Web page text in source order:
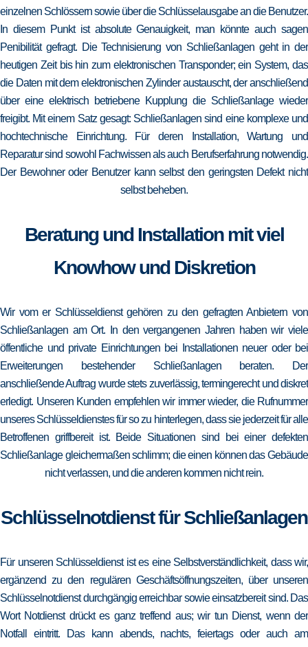
einzelnen Schlössern sowie über die Schlüsselausgabe an die Benutzer.
In diesem Punkt ist absolute Genauigkeit, man könnte auch sagen
Penibilität gefragt. Die Technisierung von Schließanlagen geht in der
heutigen Zeit bis hin zum elektronischen Transponder; ein System, das
die Daten mit dem elektronischen Zylinder austauscht, der anschließend
über eine elektrisch betriebene Kupplung die Schließanlage wieder
freigibt. Mit einem Satz gesagt: Schließanlagen sind eine komplexe und
hochtechnische Einrichtung. Für deren Installation, Wartung und
Reparatur sind sowohl Fachwissen als auch Berufserfahrung notwendig.
Der Bewohner oder Benutzer kann selbst den geringsten Defekt nicht
selbst beheben.
Beratung und Installation mit viel
Knowhow und Diskretion
Wir vom er Schlüsseldienst gehören zu den gefragten Anbietern von
Schließanlagen am Ort. In den vergangenen Jahren haben wir viele
öffentliche und private Einrichtungen bei Installationen neuer oder bei
Erweiterungen bestehender Schließanlagen beraten. Der
anschließende Auftrag wurde stets zuverlässig, termingerecht und diskret
erledigt. Unseren Kunden empfehlen wir immer wieder, die Rufnummer
unseres Schlüsseldienstes für so zu hinterlegen, dass sie jederzeit für alle
Betroffenen griffbereit ist. Beide Situationen sind bei einer defekten
Schließanlage gleichermaßen schlimm; die einen können das Gebäude
nicht verlassen, und die anderen kommen nicht rein.
Schlüsselnotdienst für Schließanlagen
Für unseren Schlüsseldienst ist es eine Selbstverständlichkeit, dass wir,
ergänzend zu den regulären Geschäftsöffnungszeiten, über unseren
Schlüsselnotdienst durchgängig erreichbar sowie einsatzbereit sind. Das
Wort Notdienst drückt es ganz treffend aus; wir tun Dienst, wenn der
Notfall eintritt. Das kann abends, nachts, feiertags oder auch am